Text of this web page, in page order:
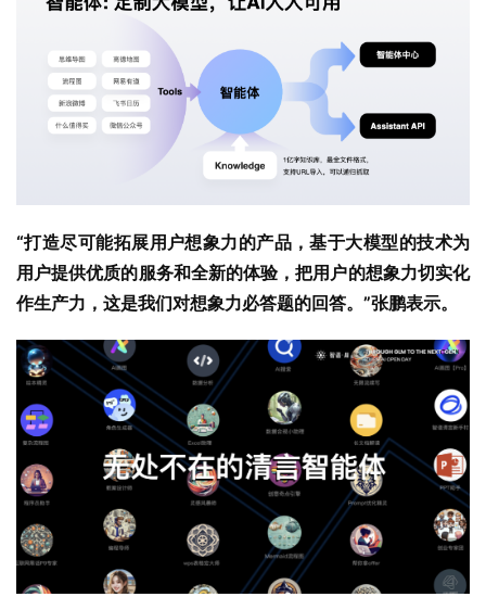
“打造尽可能拓展用户想象力的产品，基于大模型的技术为
用户提供优质的服务和全新的体验，把用户的想象力切实化
作生产力，这是我们对想象力必答题的回答。”张鹏表示。